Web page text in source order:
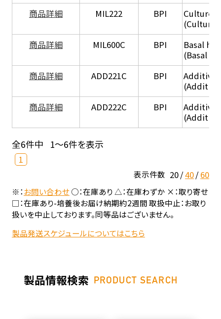
商品詳細
MIL222 BPI
Culture
(Culture
商品詳細
MIL600C BPI
Basal
(Basal
商品詳細
ADD221C BPI
商品詳細
ADD222C BPI
全6件中 1～6件を表示
1
表示件数 20 40 60
※：お問い合わせ○：在庫あり △：在庫わずか ×：取り寄せ
□：在庫あり-培養後お届け納期約2週間 取扱中止：お取り
扱いを中止しております。同等品はございません。
製品発送スケジュールについてはこちら
製品情報検索 PRODUCT SEARCH